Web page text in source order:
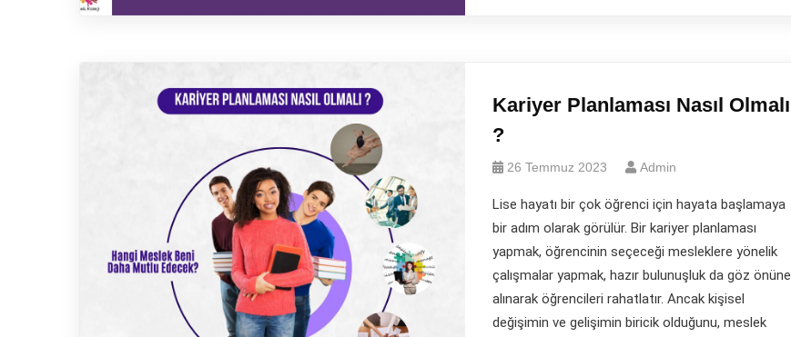
Kariyer Planlaması Nasıl Olmalı
?
26 Temmuz 2023 Admin
Lise hayatı bir çok öğrenci için hayata başlamaya
bir adım olarak görülür. Bir kariyer planlaması
yapmak, öğrencinin seçeceği mesleklere yönelik
çalışmalar yapmak, hazır bulunuşluk da göz önüne
alınarak öğrencileri rahatlatır. Ancak kişisel
değişimin ve gelişimin biricik olduğunu, meslek